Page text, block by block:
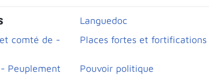
Languedoc
comté de -
Places fortes et fortifications
Peuplement
Pouvoir politique